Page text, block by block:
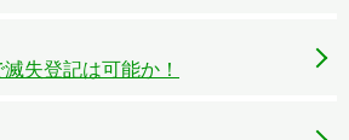
失登記は可能か！